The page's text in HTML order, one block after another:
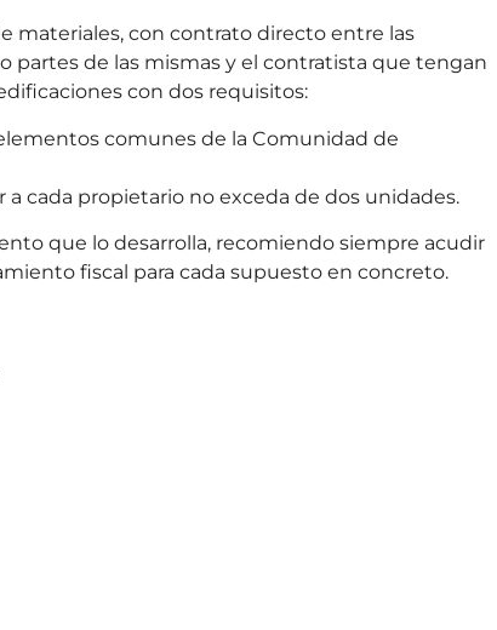
materiales, con contrato directo entre las
partes de las mismas y el contratista que tengan
con dos requisitos:
comunes de la Comunidad de
cada propietario no exceda de dos unidades.
que lo desarrolla, recomiendo siempre acudir
fiscal para cada supuesto en concreto.